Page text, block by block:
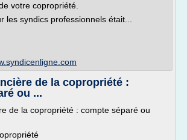
votre copropriété.
les syndics professionnels était...
de la copropriété :
ou ...
de la copropriété : compte séparé ou